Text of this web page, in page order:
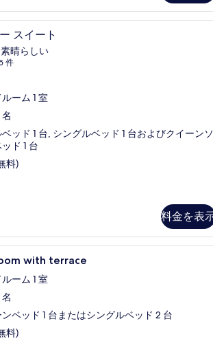
スイート
晴らしい
件
ーム 1 室
ベッド 1 台, シングルベッド 1 台およびクイーン
ド 1 台
料)
料金を表
with terrace
ーム 1 室
ベッド 1 台またはシングルベッド 2 台
料)